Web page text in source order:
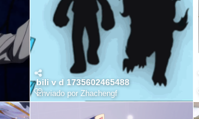
bili v d 1735602465488
Enviado por Zhachengf